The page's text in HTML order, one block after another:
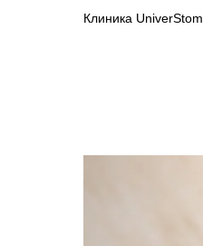
Клиника UniverStom